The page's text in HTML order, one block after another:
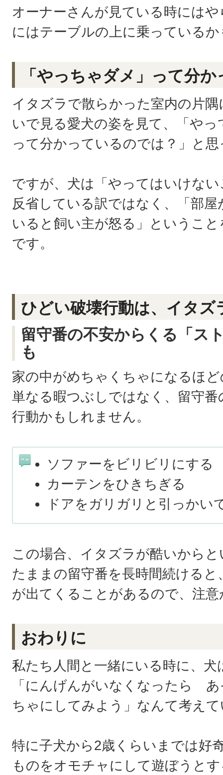
オーナーさんが見ている時には
にはテーブルの上に乗っている
「やっちゃダメ」って分
イタズラで散らかった室内の片
いで見る愛犬の姿を見て、「や
って分かっているのでは？」と
ですが、犬は「やってはいけな
反省している訳ではなく、「部
いると飼い主が怒る」というこ
です。
ひどい破壊行動は、イタズ
留守番の不安からくる「ス
も
家の中がめちゃくちゃになるほ
単なる暇つぶしではなく、留守
行動かもしれません。
ソファーをビリビリにする
カーテンをひきちぎる
ドアをガリガリと引っか
この場合、イタズラが酷いから
たままの留守番を長時間続ける
が出てくることがあるので、注
おわりに
私たち人間と一緒にいる時に、
「にんげんがいなくなったら
ちゃにしてみよう」なんて考え
特に子犬から2歳くらいまでは好
ものをオモチャにして遊ぼうと